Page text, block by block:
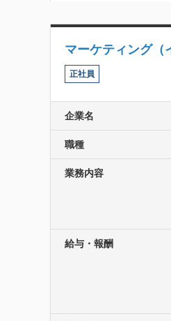
マーケティング（
正社員
企業名
職種
業務内容
給与・報酬